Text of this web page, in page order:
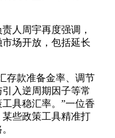
人周宇再度强调，
场开放，包括延长
存款准备金率、调节
入逆周期因子等常
具稳汇率。”一位香
些政策工具精准打